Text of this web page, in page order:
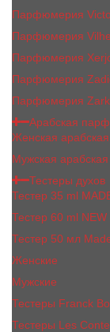
Парфюмерия
Парфюмерия
Парфюмерия
Парфюмерия
Парфюмерия
Арабская
Женская
Мужская
Тестеры духов
Тестер 35 ml
Тестер 60 ml NEW
Тестер 50 мл
Женские
Мужские
Тестеры Franck
Тестеры Les